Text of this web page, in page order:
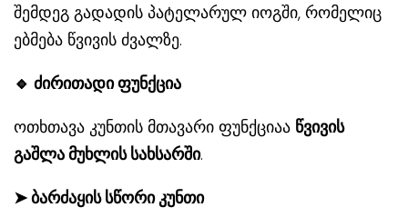
შემდეგ გადადის პატელარულ იოგში, რომელიც
ებმება წვივის ძვალზე.
🔹 ძირითადი ფუნქცია
ოთხთავა კუნთის მთავარი ფუნქციაა წვივის
გაშლა მუხლის სახსარში.
➤ბარძაყის სწორი კუნთი